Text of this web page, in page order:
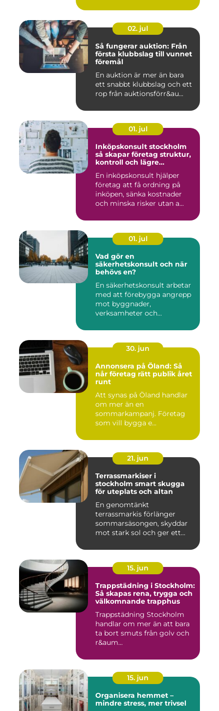
02. jul
Så fungerar auktion: Från
första klubbslag till vunnet
föremål
En auktion är mer än bara
ett snabbt klubbslag och ett
rop från auktionsförr&au...
01. jul
Inköpskonsult stockholm
så skapar företag struktur,
kontroll och lägre
En inköpskonsult hjälper
företag att få ordning på
inköpen, sänka kostnader
och minska risker utan a...
01. jul
Vad gör en
säkerhetskonsult och när
behövs en?
En säkerhetskonsult arbetar
med att förebygga angrepp
mot byggnader,
verksamheter och
30. jun
Annonsera på Öland: Så
når företag rätt publik året
runt
Att synas på Öland handlar
om mer än en
sommarkampanj. Företag
som vill bygga e...
21. jun
Terrassmarkiser i
stockholm smart skugga
för uteplats och altan
En genomtänkt
terrassmarkis förlänger
sommarsäsongen, skyddar
mot stark sol och ger ett
15. jun
Trappstädning i Stockholm:
Så skapas rena, trygga och
välkomnande trapphus
Trappstädning Stockholm
handlar om mer än att bara
ta bort smuts från golv och
r&aum...
15. jun
Organisera hemmet –
mindre stress, mer trivsel